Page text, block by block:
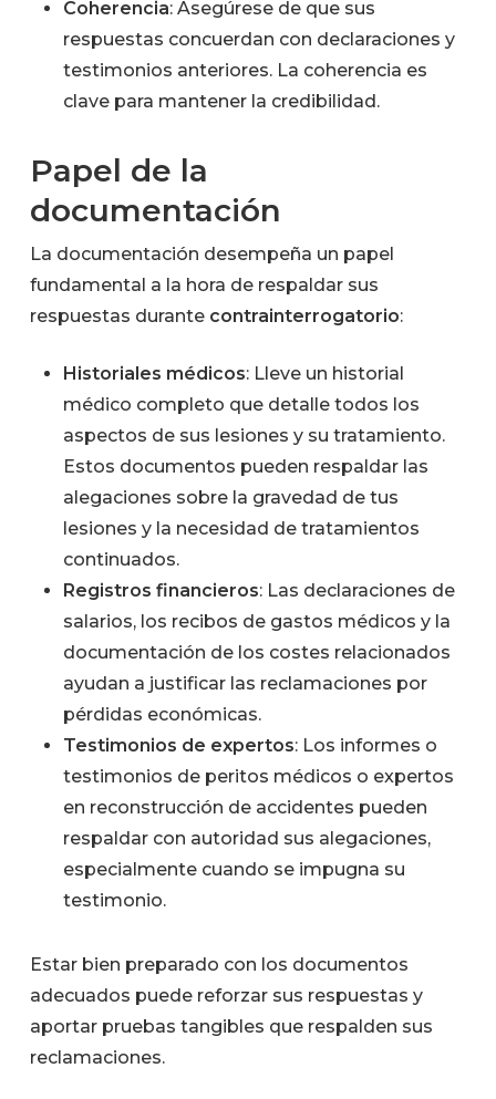
Coherencia: Asegúrese de que sus
respuestas concuerdan con declaraciones y
testimonios anteriores. La coherencia es
clave para mantener la credibilidad.
Papel de la
documentación
La documentación desempeña un papel
fundamental a la hora de respaldar sus
respuestas durante contrainterrogatorio:
Historiales médicos: Lleve un historial
médico completo que detalle todos los
aspectos de sus lesiones y su tratamiento.
Estos documentos pueden respaldar las
alegaciones sobre la gravedad de tus
lesiones y la necesidad de tratamientos
continuados.
Registros financieros: Las declaraciones de
salarios, los recibos de gastos médicos y la
documentación de los costes relacionados
ayudan a justificar las reclamaciones por
pérdidas económicas.
Testimonios de expertos: Los informes o
testimonios de peritos médicos o expertos
en reconstrucción de accidentes pueden
respaldar con autoridad sus alegaciones,
especialmente cuando se impugna su
testimonio.
Estar bien preparado con los documentos
adecuados puede reforzar sus respuestas y
aportar pruebas tangibles que respalden sus
reclamaciones.